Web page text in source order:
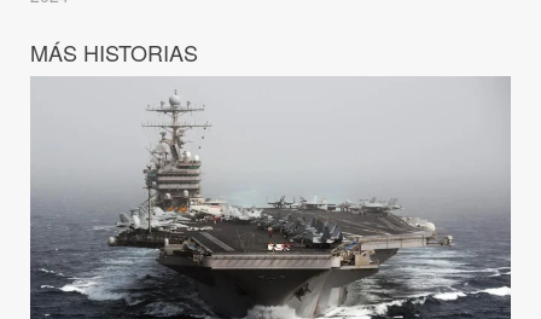
MÁS HISTORIAS